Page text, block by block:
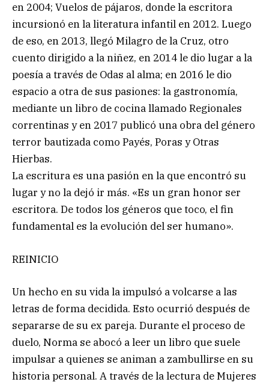
en 2004; Vuelos de pájaros, donde la escritora
incursionó en la literatura infantil en 2012. Luego
de eso, en 2013, llegó Milagro de la Cruz, otro
cuento dirigido a la niñez, en 2014 le dio lugar a la
poesía a través de Odas al alma; en 2016 le dio
espacio a otra de sus pasiones: la gastronomía,
mediante un libro de cocina llamado Regionales
correntinas y en 2017 publicó una obra del género
terror bautizada como Payés, Poras y Otras
Hierbas.
La escritura es una pasión en la que encontró su
lugar y no la dejó ir más. «Es un gran honor ser
escritora. De todos los géneros que toco, el fin
fundamental es la evolución del ser humano».
REINICIO
Un hecho en su vida la impulsó a volcarse a las
letras de forma decidida. Esto ocurrió después de
separarse de su ex pareja. Durante el proceso de
duelo, Norma se abocó a leer un libro que suele
impulsar a quienes se animan a zambullirse en su
historia personal. A través de la lectura de Mujeres